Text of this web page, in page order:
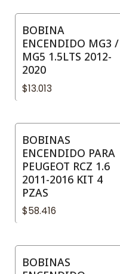
BOBINA
ENCENDIDO MG3 /
MG5 1.5LTS 2012-
2020
$13.013
BOBINAS
ENCENDIDO PARA
PEUGEOT RCZ 1.6
2011-2016 KIT 4
PZAS
$58.416
BOBINAS